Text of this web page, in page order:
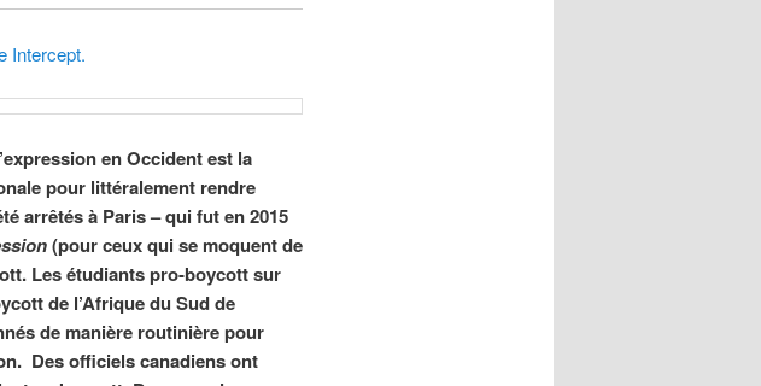
Intercept.
en Occident est la
pour littéralement rendre
arrêtés à Paris – qui fut en 2015
(pour ceux qui se moquent de
Les étudiants pro-boycott sur
de l’Afrique du Sud de
de manière routinière pour
Des officiels canadiens ont